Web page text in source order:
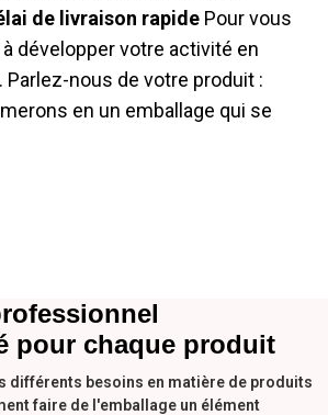
de livraison rapidePour vous
développer votre activité en
nous de votre produit :
en un emballage qui se
pour chaque produit
différents besoins en matière de produits
faire de l'emballage un élément